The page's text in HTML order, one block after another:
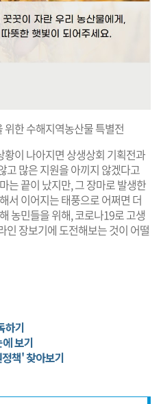
위한 수해지역농산물 특별전
이 나아지면 상생상회 기획전과
고 많은 지원을 아끼지 않겠다고
는 끝이 났지만, 그 장마로 발생한
서 이어지는 태풍으로 어쩌면 더
농민들을 위해, 코로나19로 고생
인 장보기에 도전해보는 것이 어떨
하기
보기
책' 찾아보기